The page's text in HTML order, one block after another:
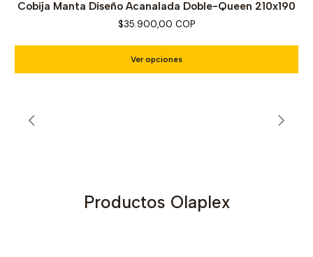
Cobija Manta Diseño Acanalada Doble-Queen 210x190
$35.900,00 COP
Ver opciones
Productos Olaplex